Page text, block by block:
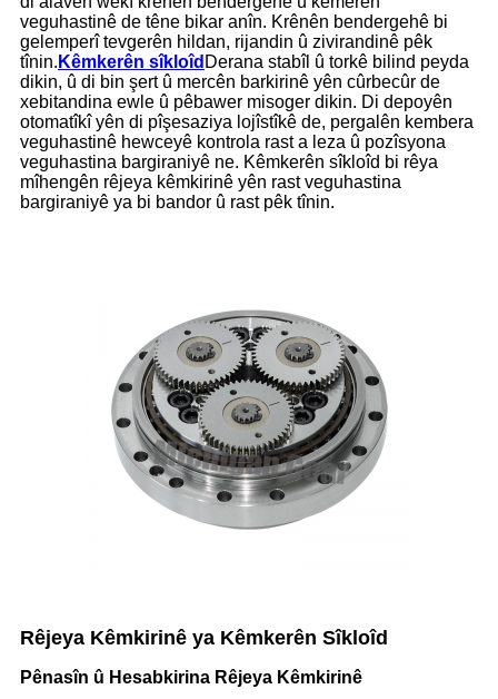
veguhastinê de têne bikar anîn. Krênên bendergehê bi
gelemperî tevgerên hildan, rijandin û zivirandinê pêk
tînin. Kêmkerên sîkloîd Derana stabîl û torkê bilind peyda
dikin, û di bin şert û mercên barkirinê yên cûrbecûr de
xebitandina ewle û pêbawer misoger dikin. Di depoyên
otomatîkî yên di pîşesaziya lojîstîkê de, pergalên kembera
veguhastinê hewceyê kontrola rast a leza û pozîsyona
veguhastina bargiraniyê ne. Kêmkerên sîkloîd bi rêya
mîhengên rêjeya kêmkirinê yên rast veguhastina
bargiraniyê ya bi bandor û rast pêk tînin.
Rêjeya Kêmkirinê ya Kêmkerên Sîkloîd
Pênasîn û Hesabkirina Rêjeya Kêmkirinê